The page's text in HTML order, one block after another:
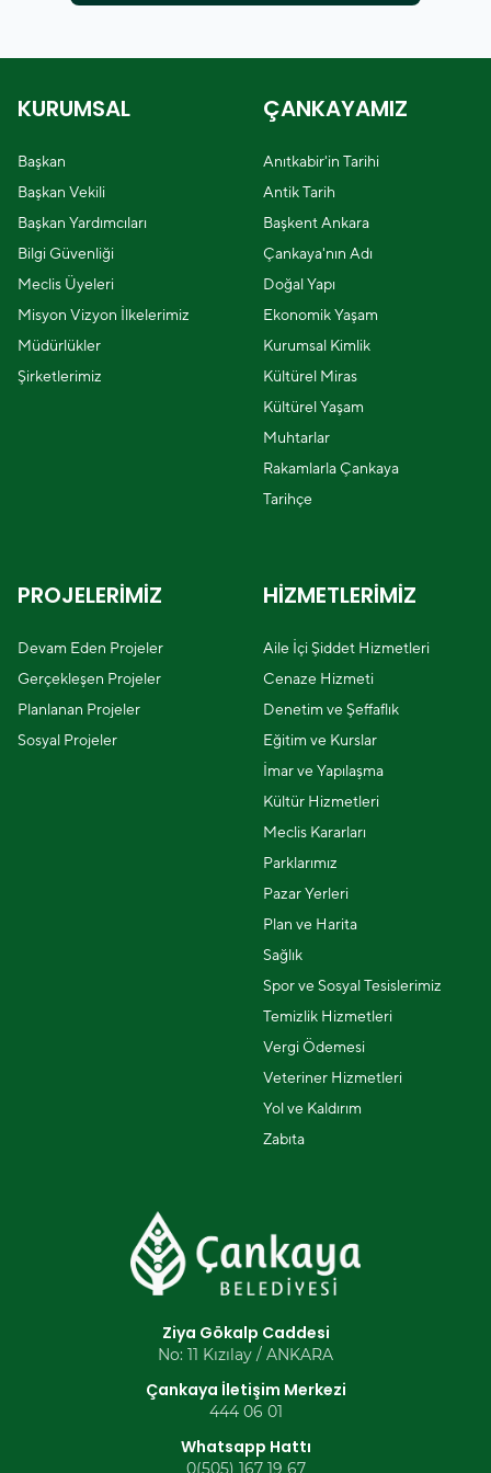
KURUMSAL
Başkan
Başkan Vekili
Başkan Yardımcıları
Bilgi Güvenliği
Meclis Üyeleri
Misyon Vizyon İlkelerimiz
Müdürlükler
Şirketlerimiz
ÇANKAYAMIZ
Anıtkabir'in Tarihi
Antik Tarih
Başkent Ankara
Çankaya'nın Adı
Doğal Yapı
Ekonomik Yaşam
Kurumsal Kimlik
Kültürel Miras
Kültürel Yaşam
Muhtarlar
Rakamlarla Çankaya
Tarihçe
PROJELERİMİZ
Devam Eden Projeler
Gerçekleşen Projeler
Planlanan Projeler
Sosyal Projeler
HİZMETLERİMİZ
Aile İçi Şiddet Hizmetleri
Cenaze Hizmeti
Denetim ve Şeffaflık
Eğitim ve Kurslar
İmar ve Yapılaşma
Kültür Hizmetleri
Meclis Kararları
Parklarımız
Pazar Yerleri
Plan ve Harita
Sağlık
Spor ve Sosyal Tesislerimiz
Temizlik Hizmetleri
Vergi Ödemesi
Veteriner Hizmetleri
Yol ve Kaldırım
Zabıta
Ziya Gökalp Caddesi
No: 11 Kızılay / ANKARA
Çankaya İletişim Merkezi
444 06 01
Whatsapp Hattı
0(505) 167 19 67